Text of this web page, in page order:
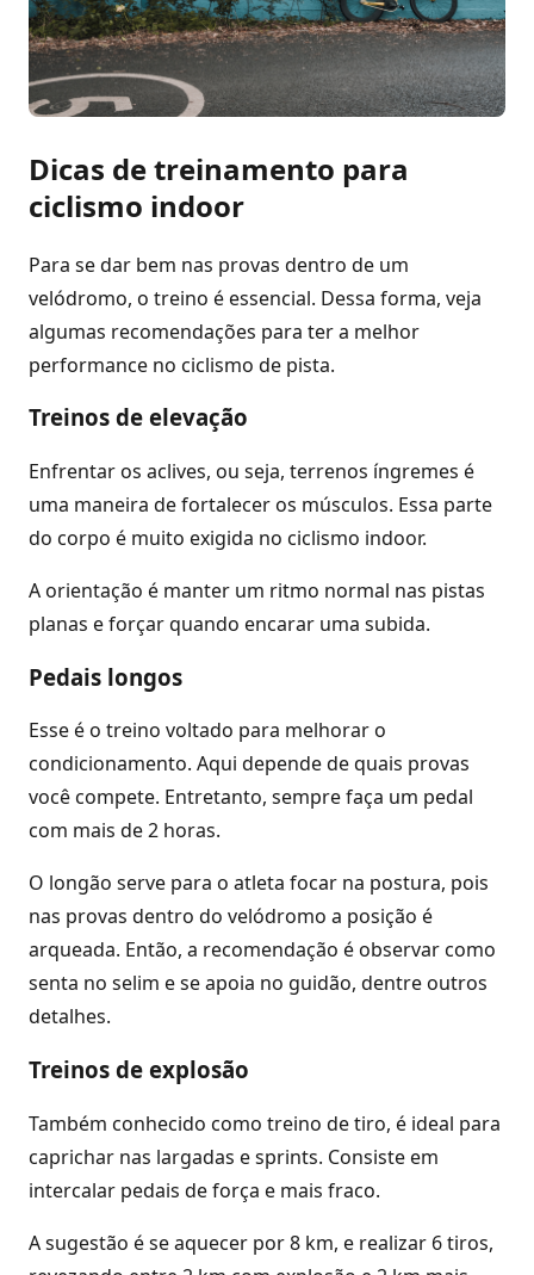
Dicas de treinamento para
ciclismo indoor
Para se dar bem nas provas dentro de um
velódromo, o treino é essencial. Dessa forma, veja
algumas recomendações para ter a melhor
performance no ciclismo de pista.
Treinos de elevação
Enfrentar os aclives, ou seja, terrenos íngremes é
uma maneira de fortalecer os músculos. Essa parte
do corpo é muito exigida no ciclismo indoor.
A orientação é manter um ritmo normal nas pistas
planas e forçar quando encarar uma subida.
Pedais longos
Esse é o treino voltado para melhorar o
condicionamento. Aqui depende de quais provas
você compete. Entretanto, sempre faça um pedal
com mais de 2 horas.
O longão serve para o atleta focar na postura, pois
nas provas dentro do velódromo a posição é
arqueada. Então, a recomendação é observar como
senta no selim e se apoia no guidão, dentre outros
detalhes.
Treinos de explosão
Também conhecido como treino de tiro, é ideal para
caprichar nas largadas e sprints. Consiste em
intercalar pedais de força e mais fraco.
A sugestão é se aquecer por 8 km, e realizar 6 tiros,